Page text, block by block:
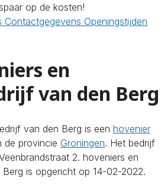
op de kosten!
Contactgegevens Openingstijden
en
van den Berg
van den Berg is een hovenier
de provincie Groningen. Het bedrijf
2. hoveniers en
is opgericht op 14-02-2022.